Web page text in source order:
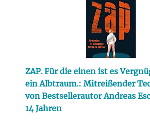
ZAP. Für die einen ist es
ein Albtraum.: Mitreißender
von Bestsellerautor Andreas
14 Jahren